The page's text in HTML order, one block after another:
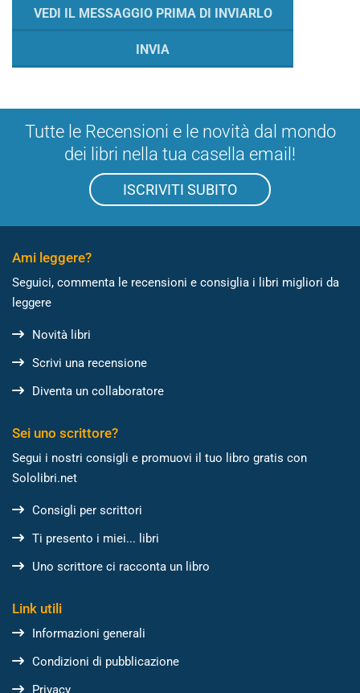
Tutte le Recensioni e le novità dal mondo
dei libri nella tua casella email!
ISCRIVITI SUBITO
Ami leggere?
Seguici, commenta le recensioni e consiglia i libri migliori da
leggere
Novità libri
Scrivi una recensione
Diventa un collaboratore
Sei uno scrittore?
Segui i nostri consigli e promuovi il tuo libro gratis con
Sololibri.net
Consigli per scrittori
Ti presento i miei... libri
Uno scrittore ci racconta un libro
Link utili
Informazioni generali
Condizioni di pubblicazione
Privacy